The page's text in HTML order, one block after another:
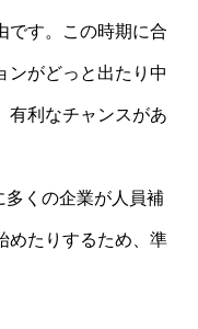
です。この時期に合
ンがどっと出たり中
有利なチャンスがあ
くの企業が人員補
めたりするため、準